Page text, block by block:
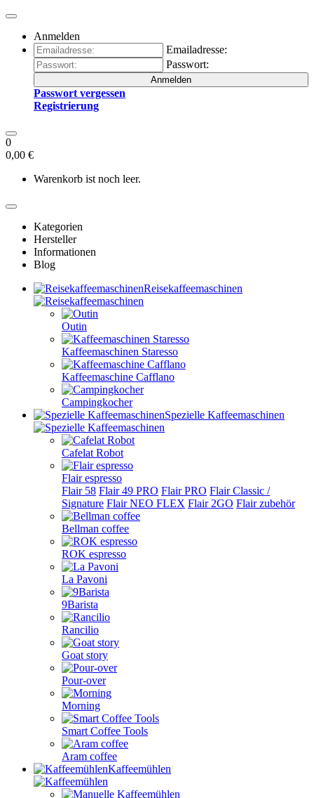
Anmelden
Emailadresse:
Passwort:
Anmelden
Passwort vergessen
Registrierung
0
0,00 €
Warenkorb ist noch leer.
Kategorien
Hersteller
Informationen
Blog
Reisekaffeemaschinen
Outin
Kaffeemaschinen Staresso
Kaffeemaschine Cafflano
Campingkocher
Spezielle Kaffeemaschinen
Cafelat Robot
Flair espresso
Flair 58 Flair 49 PRO Flair PRO Flair Classic /
Signature Flair NEO FLEX Flair 2GO Flair zubehör
Bellman coffee
ROK espresso
La Pavoni
9Barista
Rancilio
Goat story
Pour-over
Morning
Smart Coffee Tools
Aram coffee
Kaffeemühlen